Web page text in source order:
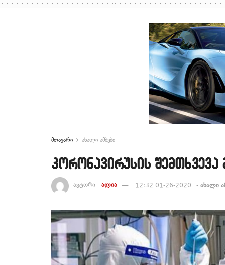
მთავარი ახალი ამბები
კორონავირუსის
ავტორი - ალია 12:32 01-26-2020 - ახალი